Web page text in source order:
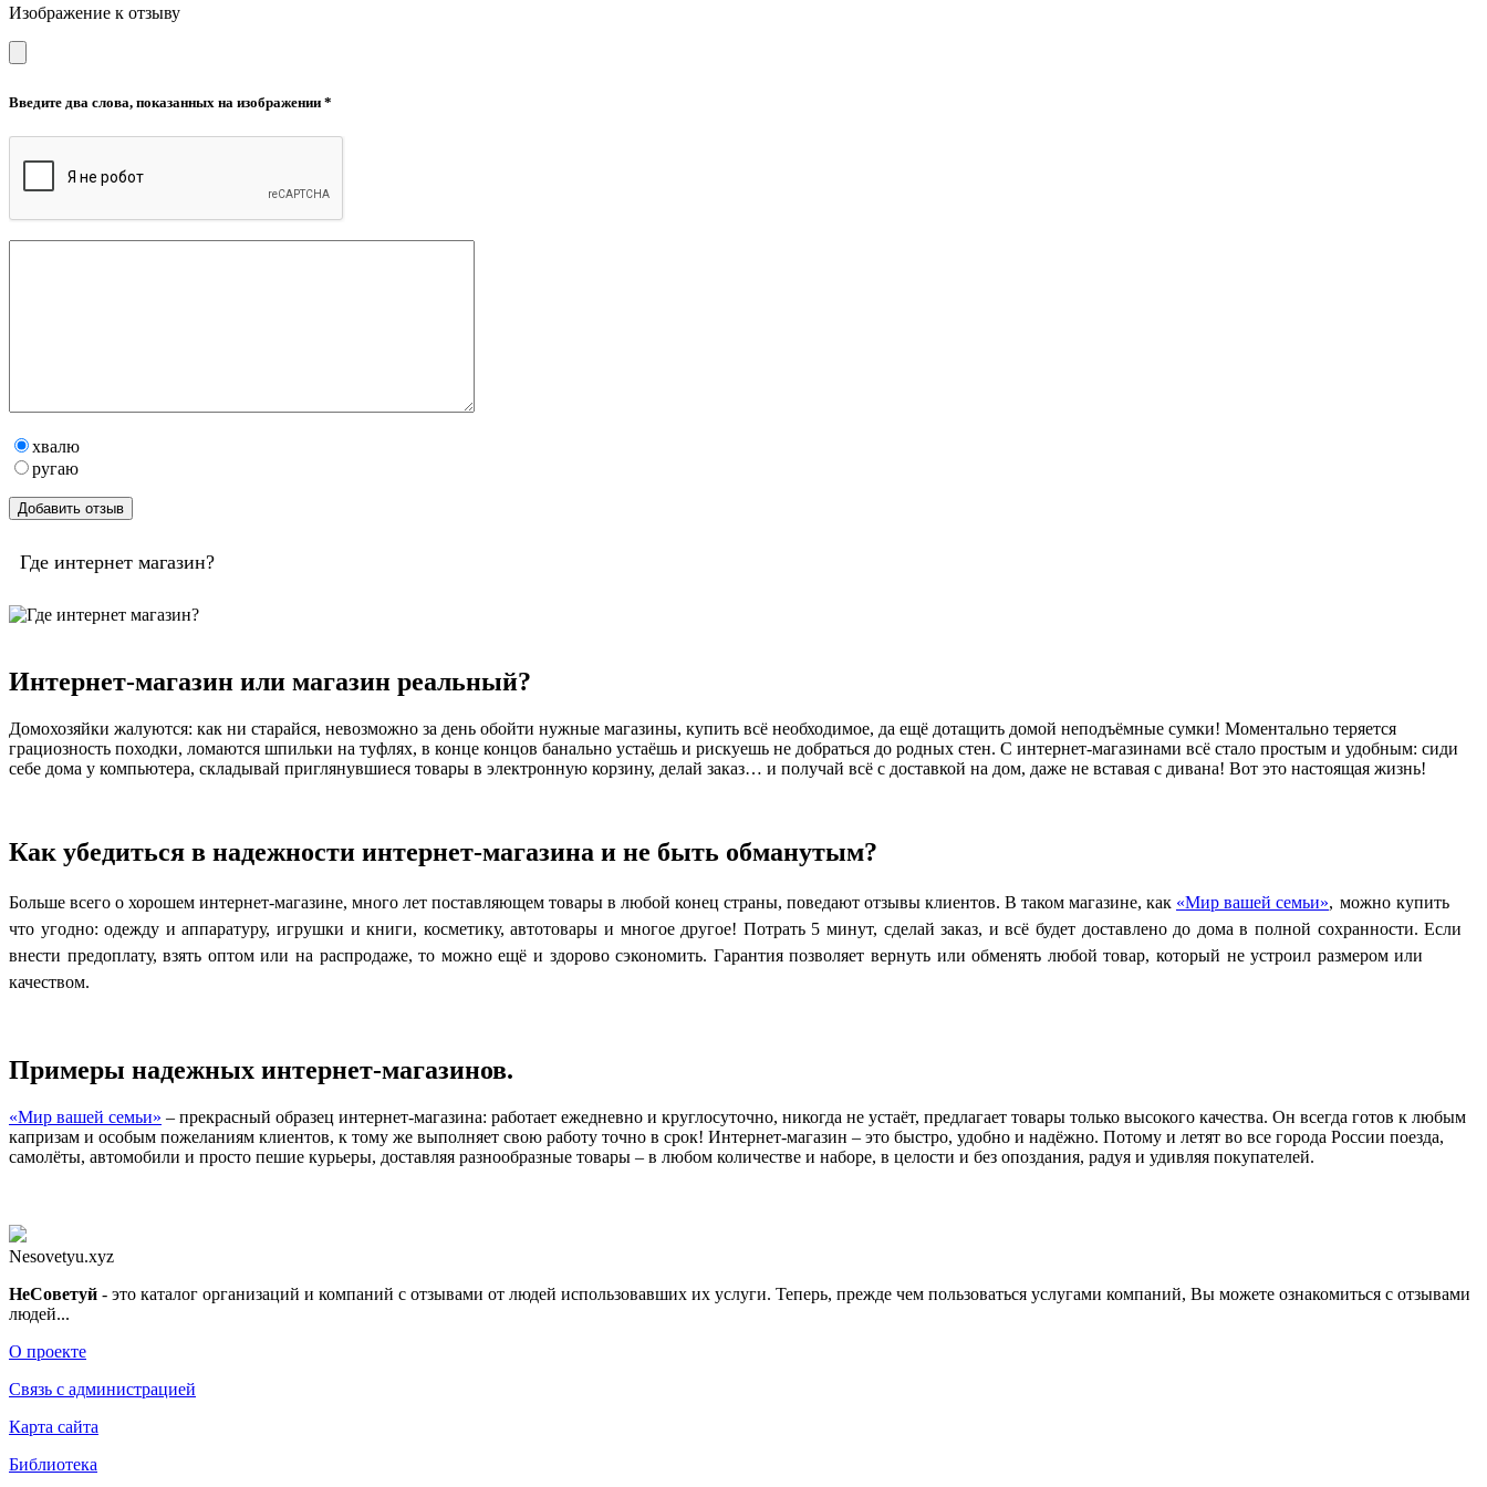
Изображение к отзыву
Введите два слова, показанных на изображении *
хвалю
ругаю
Где интернет магазин?
Интернет-магазин или магазин реальный?
Домохозяйки жалуются: как ни старайся, невозможно за день обойти нужные магазины, купить всё необходимое, да ещё дотащить домой неподъёмные сумки! Моментально теряется
грациозность походки, ломаются шпильки на туфлях, в конце концов банально устаёшь и рискуешь не добраться до родных стен. С интернет-магазинами всё стало простым и удобным: сиди
себе дома у компьютера, складывай приглянувшиеся товары в электронную корзину, делай заказ… и получай всё с доставкой на дом, даже не вставая с дивана! Вот это настоящая жизнь!
Как убедиться в надежности интернет-магазина и не быть обманутым?
Больше всего о хорошем интернет-магазине, много лет поставляющем товары в любой конец страны, поведают отзывы клиентов. В таком магазине, как «Мир вашей семьи», можно купить
что угодно: одежду и аппаратуру, игрушки и книги, косметику, автотовары и многое другое! Потрать 5 минут, сделай заказ, и всё будет доставлено до дома в полной сохранности. Если
внести предоплату, взять оптом или на распродаже, то можно ещё и здорово сэкономить. Гарантия позволяет вернуть или обменять любой товар, который не устроил размером или
качеством.
Примеры надежных интернет-магазинов.
«Мир вашей семьи» – прекрасный образец интернет-магазина: работает ежедневно и круглосуточно, никогда не устаёт, предлагает товары только высокого качества. Он всегда готов к любым
капризам и особым пожеланиям клиентов, к тому же выполняет свою работу точно в срок! Интернет-магазин – это быстро, удобно и надёжно. Потому и летят во все города России поезда,
самолёты, автомобили и просто пешие курьеры, доставляя разнообразные товары – в любом количестве и наборе, в целости и без опоздания, радуя и удивляя покупателей.
Nesovetyu.xyz
НеСоветуй - это каталог организаций и компаний с отзывами от людей использовавших их услуги. Теперь, прежде чем пользоваться услугами компаний, Вы можете ознакомиться с отзывами
людей...
О проекте
Связь с администрацией
Карта сайта
Библиотека